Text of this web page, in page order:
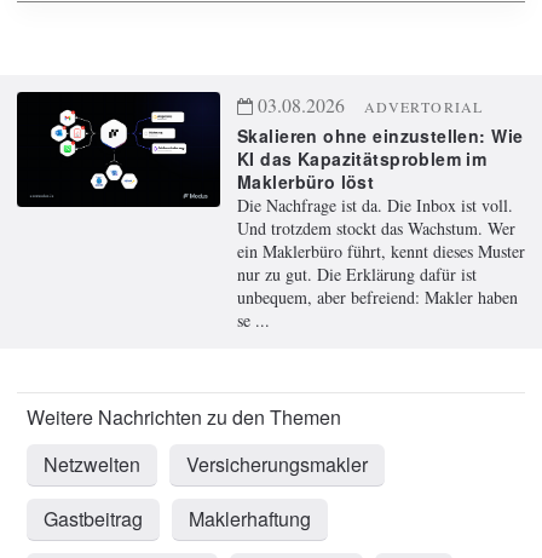
03.08.2026 ADVERTORIAL
Skalieren ohne einzustellen: Wie
KI das Kapazitätsproblem im
Maklerbüro löst
Die Nachfrage ist da. Die Inbox ist voll.
Und trotzdem stockt das Wachstum. Wer
ein Maklerbüro führt, kennt dieses Muster
nur zu gut. Die Erklärung dafür ist
unbequem, aber befreiend: Makler haben
se ...
Netzwelten
Versicherungsmakler
Gastbeitrag
Maklerhaftung